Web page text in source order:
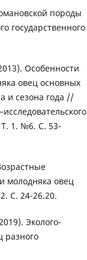
породы
государственного
Особенности
овец основных
и сезона года //
Т. 1. №6. С. 53-
молодняка овец
С. 24-26.20.
Эколого-
разного